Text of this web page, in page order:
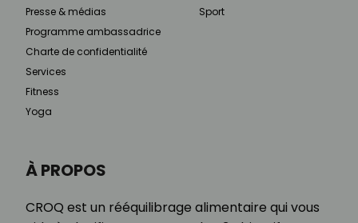
À PROPOS
CROQ est un rééquilibrage alimentaire qui vous
Presse & médias
Programme ambassadrice
Charte de confidentialité
Services
Fitness
Yoga
Sport